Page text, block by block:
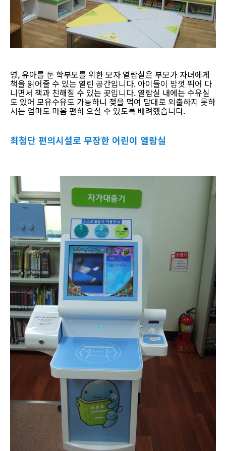
영, 유아를 둔 학부모를 위한 모자 열람실은 부모가 자녀에게
책을 읽어줄 수 있는 열린 공간입니다. 아이들이 맘껏 뛰어 다
니면서 책과 친해질 수 있는 곳입니다. 열람실 내에는 수유실
도 있어 모유수유도 가능하니 젖을 먹여 맘대로 외출하지 못하
시는 엄마도 마음 편히 오실 수 있도록 배려했습니다.
최첨단 편의시설로 무장한 어린이 열람실